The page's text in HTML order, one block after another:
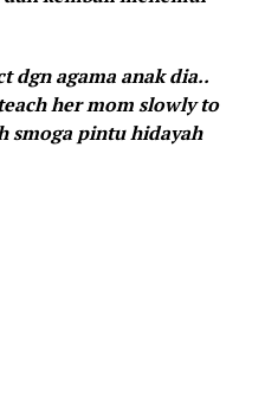
dgn agama anak dia..
her mom slowly to
smoga pintu hidayah